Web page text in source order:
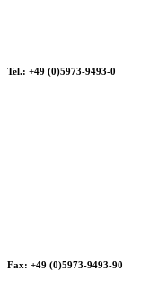
Tel.: +49 (0)5973-9493-0
Fax: +49 (0)5973-9493-90